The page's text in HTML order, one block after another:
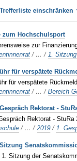
Trefferliste einschränken
zum Hochschulsport
zur
/ …/ 1.
für verspätete
für verspätete
/ …/Bereich
Rektorat -
Rektorat - StuRa
/ …/2019 /1.
1. Sitzung der